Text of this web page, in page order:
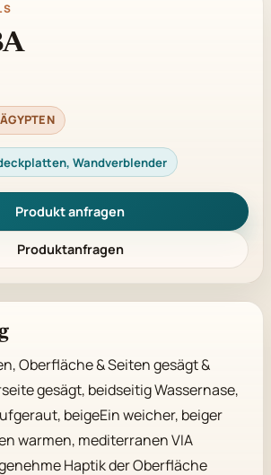
Wandverblender
Produkt anfragen
Produktanfragen
Oberfläche & Seiten gesägt &
gesägt, beidseitig Wassernase,
beigeEin weicher, beiger
warmen, mediterranen VIA
Haptik der Oberfläche